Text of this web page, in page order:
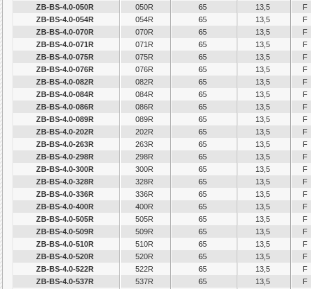
ZB-BS-4.0-050R
050R 65 13,5
F
ZB-BS-4.0-054R
054R 65 13,5
F
ZB-BS-4.0-070R
070R 65 13,5
F
ZB-BS-4.0-071R
071R 65 13,5
F
ZB-BS-4.0-075R
075R 65 13,5
F
ZB-BS-4.0-076R
076R 65 13,5
F
ZB-BS-4.0-082R
082R 65 13,5
F
ZB-BS-4.0-084R
084R 65 13,5
F
ZB-BS-4.0-086R
086R 65 13,5
F
ZB-BS-4.0-089R
089R 65 13,5
F
ZB-BS-4.0-202R
202R 65 13,5
F
ZB-BS-4.0-263R
263R 65 13,5
F
ZB-BS-4.0-298R
298R 65 13,5
F
ZB-BS-4.0-300R
300R 65 13,5
F
ZB-BS-4.0-328R
328R 65 13,5
F
ZB-BS-4.0-336R
336R 65 13,5
F
ZB-BS-4.0-400R
400R 65 13,5
F
ZB-BS-4.0-505R
505R 65 13,5
F
ZB-BS-4.0-509R
509R 65 13,5
F
ZB-BS-4.0-510R
510R 65 13,5
F
ZB-BS-4.0-520R
520R 65 13,5
F
ZB-BS-4.0-522R
522R 65 13,5
F
ZB-BS-4.0-537R
537R 65 13,5
F